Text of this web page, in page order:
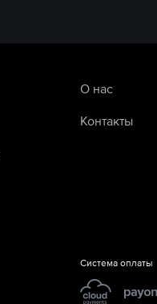
О нас
Контакты
Система оплаты